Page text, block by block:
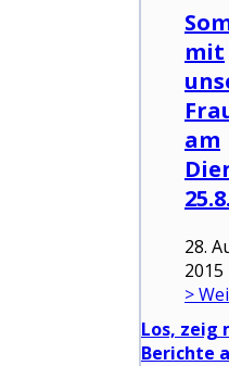
mit
am
28.
2015
>
Los, zeig
Berichte